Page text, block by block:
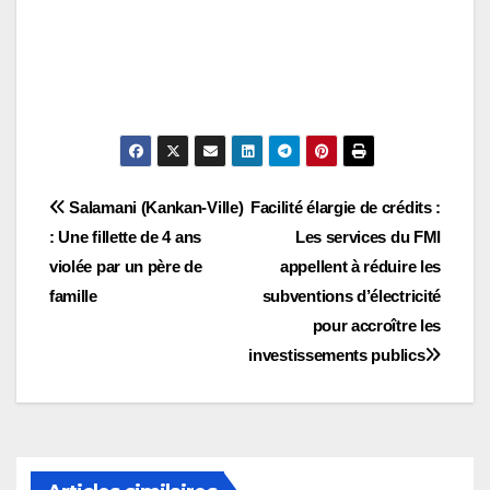
Navigation
de
l’article
Facilité élargie de crédits :
Les services du FMI
appellent à réduire les
subventions d’électricité
pour accroître les
investissements publics
Salamani (Kankan-Ville)
: Une fillette de 4 ans
violée par un père de
famille